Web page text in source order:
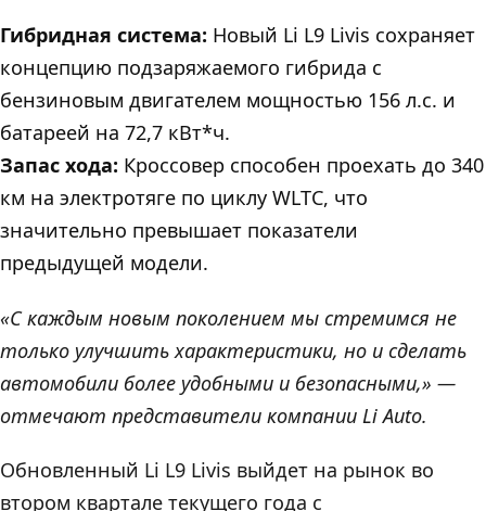
Гибридная система: Новый Li L9 Livis сохраняет
концепцию подзаряжаемого гибрида с
бензиновым двигателем мощностью 156 л.с. и
батареей на 72,7 кВт*ч.
Запас хода: Кроссовер способен проехать до 340
км на электротяге по циклу WLTC, что
значительно превышает показатели
предыдущей модели.
«С каждым новым поколением мы стремимся не
только улучшить характеристики, но и сделать
автомобили более удобными и безопасными,» —
отмечают представители компании Li Auto.
Обновленный Li L9 Livis выйдет на рынок во
втором квартале текущего года с